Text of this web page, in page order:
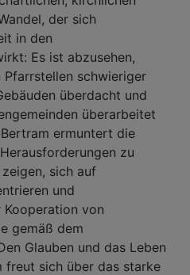
der sich
in den
Es ist abzusehen,
schwieriger
überdacht und
überarbeitet
ermuntert die
zu
sich auf
und
von
gemäß dem
Glauben und das Leben
freut sich über das starke